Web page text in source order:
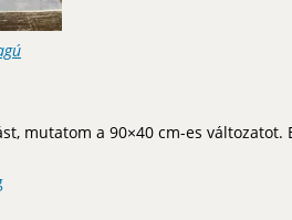
mutatom a 90×40 cm-es